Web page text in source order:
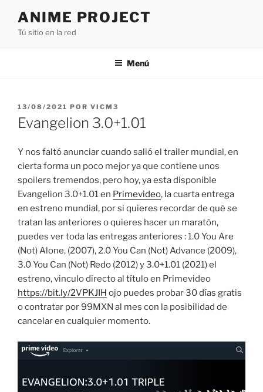
contenido
ANIME PROJECT
Tú sitio en la red
Menú
PUBLICADO
EL
13/08/2021 POR VICM3
Evangelion 3.0+1.01
Y nos faltó anunciar cuando salió el trailer mundial, en
cierta forma un poco mejor ya que contiene unos
spoilers tremendos, pero hoy, ya esta disponible
Evangelion 3.0+1.01 en Primevideo, la cuarta entrega
en estreno mundial, por si quieres recordar de qué se
tratan las anteriores o quieres hacer un maratón,
puedes ver toda las entregas anteriores : 1.0 You Are
(Not) Alone, (2007), 2.0 You Can (Not) Advance (2009),
3.0 You Can (Not) Redo (2012) y 3.0+1.01 (2021) el
estreno, vinculo directo al título en Primevideo
https://bit.ly/2VPKJIH ojo puedes probar 30 días gratis
o contratar por 99MXN al mes con la posibilidad de
cancelar en cualquier momento.